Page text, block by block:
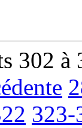
302 à
323-